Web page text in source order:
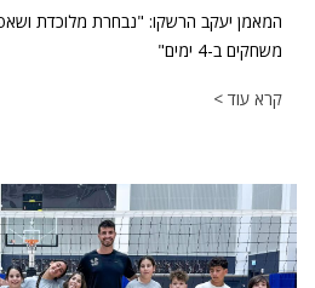
משחקים ב-4 ימים"
קרא עוד >